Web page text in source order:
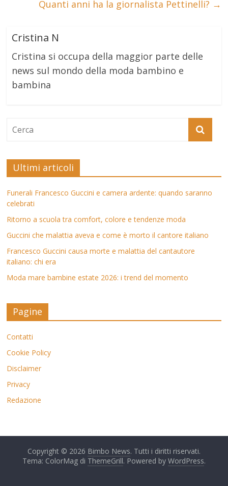
Quanti anni ha la giornalista Pettinelli? →
Cristina N
Cristina si occupa della maggior parte delle
news sul mondo della moda bambino e
bambina
Ultimi articoli
Funerali Francesco Guccini e camera ardente: quando saranno
celebrati
Ritorno a scuola tra comfort, colore e tendenze moda
Guccini che malattia aveva e come è morto il cantore italiano
Francesco Guccini causa morte e malattia del cantautore
italiano: chi era
Moda mare bambine estate 2026: i trend del momento
Pagine
Contatti
Cookie Policy
Disclaimer
Privacy
Redazione
Copyright © 2026 Bimbo News. Tutti i diritti riservati.
Tema: ColorMag di ThemeGrill. Powered by WordPress.